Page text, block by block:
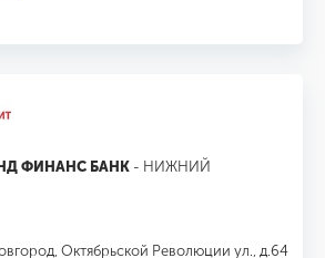
ФИНАНС БАНК - НИЖНИЙ
Октябрьской Революции ул., д.64